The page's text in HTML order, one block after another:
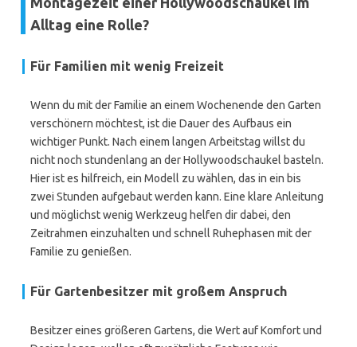
Alltag eine Rolle?
Für Familien mit wenig Freizeit
Wenn du mit der Familie an einem Wochenende den Garten
verschönern möchtest, ist die Dauer des Aufbaus ein
wichtiger Punkt. Nach einem langen Arbeitstag willst du
nicht noch stundenlang an der Hollywoodschaukel basteln.
Hier ist es hilfreich, ein Modell zu wählen, das in ein bis
zwei Stunden aufgebaut werden kann. Eine klare Anleitung
und möglichst wenig Werkzeug helfen dir dabei, den
Zeitrahmen einzuhalten und schnell Ruhephasen mit der
Familie zu genießen.
Für Gartenbesitzer mit großem Anspruch
Besitzer eines größeren Gartens, die Wert auf Komfort und